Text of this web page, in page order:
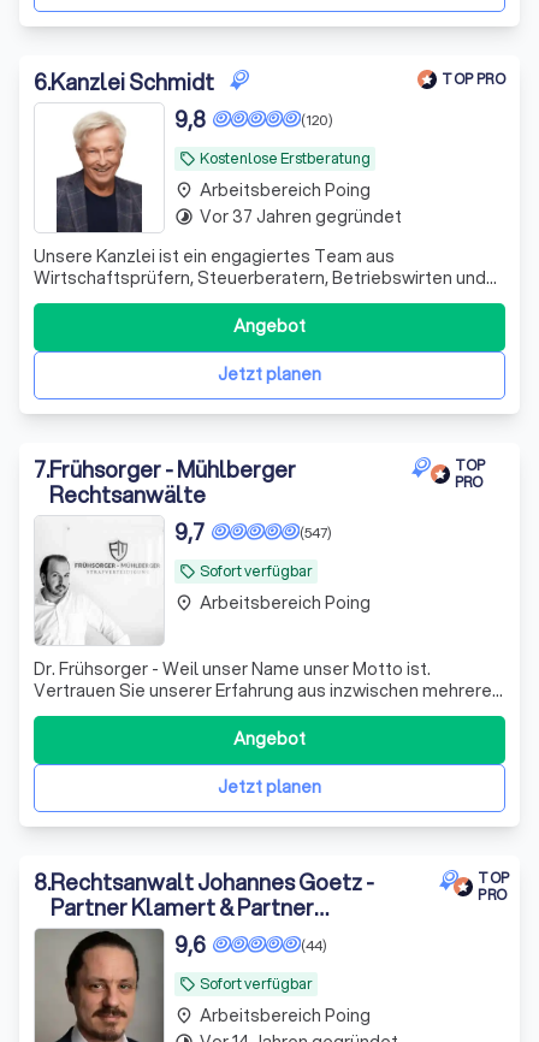
6.Kanzlei Schmidt TOP PRO
local_offer Kostenlose Erstberatung
(120)
9,8
Unsere Kanzlei ist ein engagiertes Team aus
Wirtschaftsprüfern, Steuerberatern, Betriebswirten und
Fachanwälten. Seit 1995 unterstützen wir unsere
Mandanten erfolgreich in schwierigen Finanzsituationen.
Wir sehen uns nicht nur als Ansprechpartner, sondern auch
als Ratgeber und Umsetzer von Lösungen.
Jetzt planen
Angebot
place Arbeitsbereich Poing
timelapse Vor 37 Jahren gegründet
7.Frühsorger - Mühlberger
Rechtsanwälte
TOP
PRO
local_offer Sofort verfügbar
(547)
9,7
Dr. Frühsorger - Weil unser Name unser Motto ist.
Vertrauen Sie unserer Erfahrung aus inzwischen mehreren
1.000 Mandaten. Wir lassen Sie nicht im Stich und rufen Sie
sofort zurück. Versprochen! Ihr NF
Jetzt planen
Angebot
place Arbeitsbereich Poing
8.Rechtsanwalt Johannes Goetz -
Partner Klamert & Partner
PartGmbB
TOP
PRO
local_offer Sofort verfügbar
(44)
9,6
place Arbeitsbereich Poing